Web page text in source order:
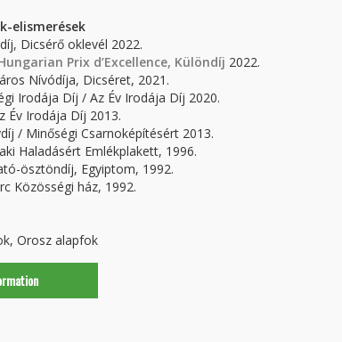
elismerések
Dicsérő oklevél 2022.
Prix d’Excellence, Különdíj 2022.
Nívódíja, Dicséret, 2021.
Irodája Díj / Az Év Irodája Díj 2020.
Év Irodája Díj 2013.
/ Minőségi Csarnoképítésért 2013.
Haladásért Emlékplakett, 1996.
ösztöndíj, Egyiptom, 1992.
Közösségi ház, 1992.
Orosz alapfok